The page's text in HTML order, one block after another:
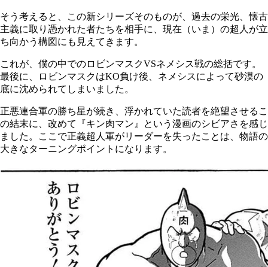
そう考えると、この新シリーズそのものが、過去の栄光、懐古
主義に取り憑かれた者たちを相手に、現在（いま）の超人が立
ち向かう構図にも見えてきます。
これが、僕の中でのロビンマスクVSネメシス戦の総括です。
最後に、ロビンマスクはKO負け後、ネメシスによって砂漠の
底に沈められてしまいました。
正悪連合軍の勝ち星が続き、浮かれていた読者を絶望させるこ
の結末に、改めて『キン肉マン』という漫画のシビアさを感じ
ました。ここで正義超人軍がリーダーを失ったことは、物語の
大きなターニングポイントになります。